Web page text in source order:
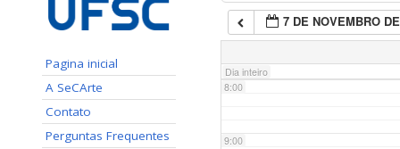
Pagina inicial
A SeCArte
Contato
Perguntas Frequentes
7 DE NOVEMBRO
Dia inteiro
7:00
8:00
9:00